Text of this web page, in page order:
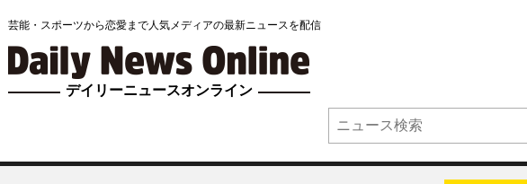
芸能・スポーツから恋愛まで人気メディアの最新ニュースを配信
デイリーニュースオンライン